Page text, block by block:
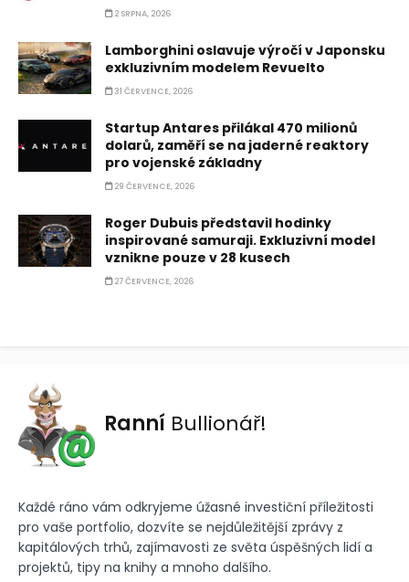
2 SRPNA, 2026
Lamborghini oslavuje výročí v Japonsku
exkluzivním modelem Revuelto
31 ČERVENCE, 2026
Startup Antares přilákal 470 milionů
dolarů, zaměří se na jaderné reaktory
pro vojenské základny
29 ČERVENCE, 2026
Roger Dubuis představil hodinky
inspirované samuraji. Exkluzivní model
vznikne pouze v 28 kusech
27 ČERVENCE, 2026
Ranní Bullionář!
Každé ráno vám odkryjeme úžasné investiční příležitosti
pro vaše portfolio, dozvíte se nejdůležitější zprávy z
kapitálových trhů, zajímavosti ze světa úspěšných lidí a
projektů, tipy na knihy a mnoho dalšího.